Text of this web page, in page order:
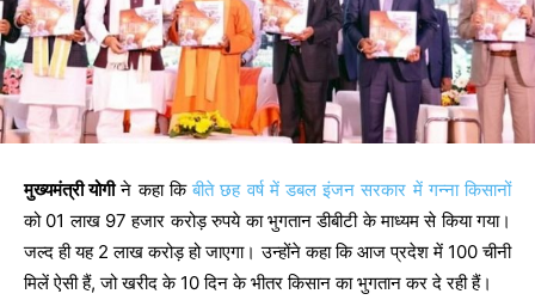
मुख्यमंत्री योगीने कहा किबीते छह वर्ष में डबल इंजन सरकार में गन्ना किसानों
को 01 लाख 97 हजार करोड़ रुपये का भुगतान डीबीटी के माध्यम से किया गया।
जल्द ही यह 2 लाख करोड़ हो जाएगा। उन्होंने कहा कि आज प्रदेश में 100 चीनी
मिलें ऐसी हैं, जो खरीद के 10 दिन के भीतर किसान का भुगतान कर दे रही हैं।